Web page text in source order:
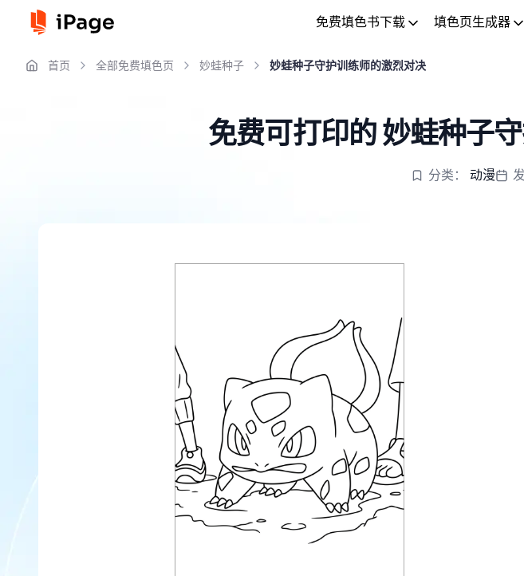
免费填色书下载 填色页生成器
首页 全部免费填色页 妙蛙种子 妙蛙种子守护训练师的激烈对决
免费可打印的 妙蛙种子
分类： 动漫